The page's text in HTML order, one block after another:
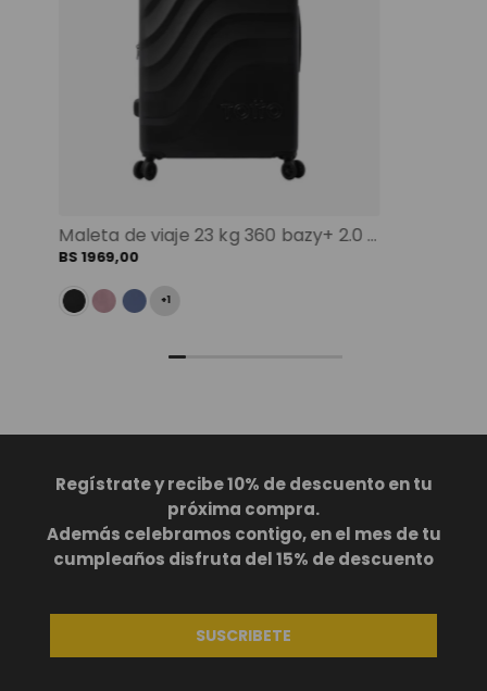
Maleta de viaje 23 kg 360 bazy+ 2.0 bodega negro color: negro
BS 1969,00
+1
Regístrate y recibe 10% de descuento en tu
próxima compra.
Además celebramos contigo, en el mes de tu
cumpleaños disfruta del 15% de descuento
SUSCRIBETE